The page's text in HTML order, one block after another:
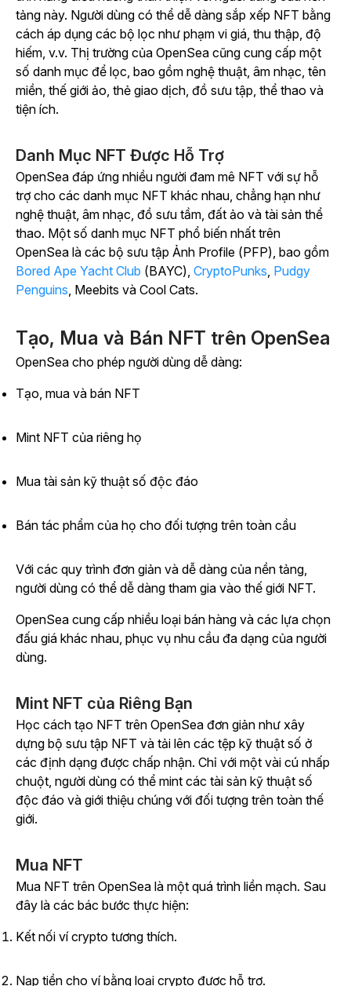
tảng này. Người dùng có thể dễ dàng sắp xếp NFT bằng
cách áp dụng các bộ lọc như phạm vi giá, thu thập, độ
hiếm, v.v. Thị trường của OpenSea cũng cung cấp một
số danh mục để lọc, bao gồm nghệ thuật, âm nhạc, tên
miền, thế giới ảo, thẻ giao dịch, đồ sưu tập, thể thao và
tiện ích.
Danh Mục NFT Được Hỗ Trợ
OpenSea đáp ứng nhiều người đam mê NFT với sự hỗ
trợ cho các danh mục NFT khác nhau, chẳng hạn như
nghệ thuật, âm nhạc, đồ sưu tầm, đất ảo và tài sản thể
thao. Một số danh mục NFT phổ biến nhất trên
OpenSea là các bộ sưu tập Ảnh Profile (PFP), bao gồm
Bored Ape Yacht Club (BAYC), CryptoPunks, Pudgy
Penguins, Meebits và Cool Cats.
Tạo, Mua và Bán NFT trên OpenSea
OpenSea cho phép người dùng dễ dàng:
Tạo, mua và bán NFT
Mint NFT của riêng họ
Mua tài sản kỹ thuật số độc đáo
Bán tác phẩm của họ cho đối tượng trên toàn cầu
Với các quy trình đơn giản và dễ dàng của nền tảng,
người dùng có thể dễ dàng tham gia vào thế giới NFT.
OpenSea cung cấp nhiều loại bán hàng và các lựa chọn
đấu giá khác nhau, phục vụ nhu cầu đa dạng của người
dùng.
Mint NFT của Riêng Bạn
Học cách tạo NFT trên OpenSea đơn giản như xây
dựng bộ sưu tập NFT và tải lên các tệp kỹ thuật số ở
các định dạng được chấp nhận. Chỉ với một vài cú nhấp
chuột, người dùng có thể mint các tài sản kỹ thuật số
độc đáo và giới thiệu chúng với đối tượng trên toàn thế
giới.
Mua NFT
Mua NFT trên OpenSea là một quá trình liền mạch. Sau
đây là các bác bước thực hiện:
Kết nối ví crypto tương thích.
Nạp tiền cho ví bằng loại crypto được hỗ trợ.